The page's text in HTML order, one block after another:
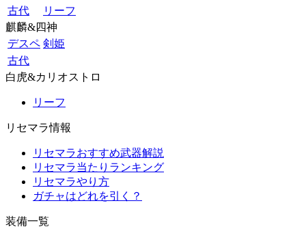
古代
リーフ
麒麟&四神
デスペ 剣姫
古代
白虎&カリオストロ
リーフ
リセマラ情報
リセマラおすすめ武器解説
リセマラ当たりランキング
リセマラやり方
ガチャはどれを引く？
装備一覧